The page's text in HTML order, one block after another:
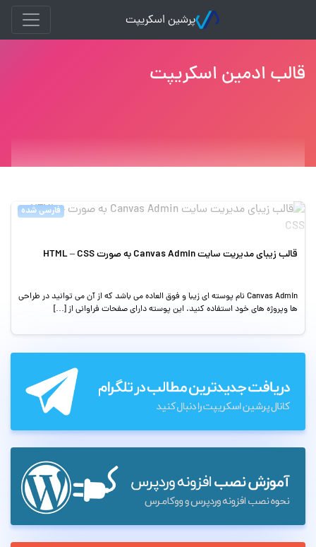
پرشین اسکریپت
قالب ادمین اسکریپت
فارسی شده
قالب زیبای مدیریت سایت Canvas Admin به صورت HTML – CSS
Canvas Admin نام پوسته ای زیبا و فوق العاده می باشد که از آن می توانید در طراحی
ها وپروژه های خود استفاده کنید. این پوسته دارای صفحات فراوانی از […]